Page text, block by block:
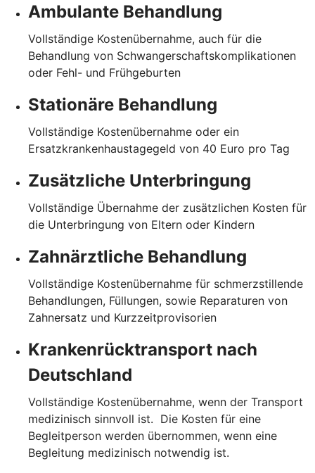
Ambulante Behandlung
Vollständige Kostenübernahme, auch für die
Behandlung von Schwangerschaftskomplikationen
oder Fehl- und Frühgeburten
Stationäre Behandlung
Vollständige Kostenübernahme oder ein
Ersatzkrankenhaustagegeld von 40 Euro pro Tag
Zusätzliche Unterbringung
Vollständige Übernahme der zusätzlichen Kosten für
die Unterbringung von Eltern oder Kindern
Zahnärztliche Behandlung
Vollständige Kostenübernahme für schmerzstillende
Behandlungen, Füllungen, sowie Reparaturen von
Zahnersatz und Kurzzeitprovisorien
Krankenrücktransport nach
Deutschland
Vollständige Kostenübernahme, wenn der Transport
medizinisch sinnvoll ist. Die Kosten für eine
Begleitperson werden übernommen, wenn eine
Begleitung medizinisch notwendig ist.